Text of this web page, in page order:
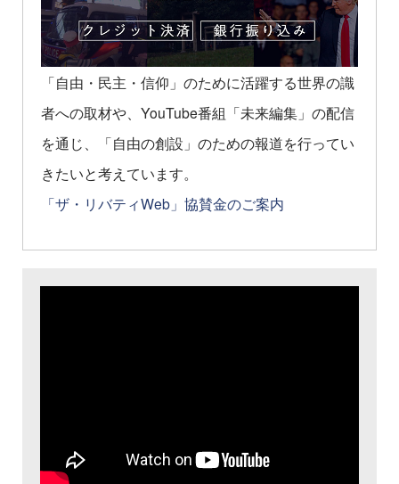
「自由・民主・信仰」のために活躍する世界の識
者への取材や、YouTube番組「未来編集」の配信
を通じ、「自由の創設」のための報道を行ってい
きたいと考えています。
「ザ・リバティWeb」協賛金のご案内